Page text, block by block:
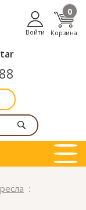
Войти Корзина
0